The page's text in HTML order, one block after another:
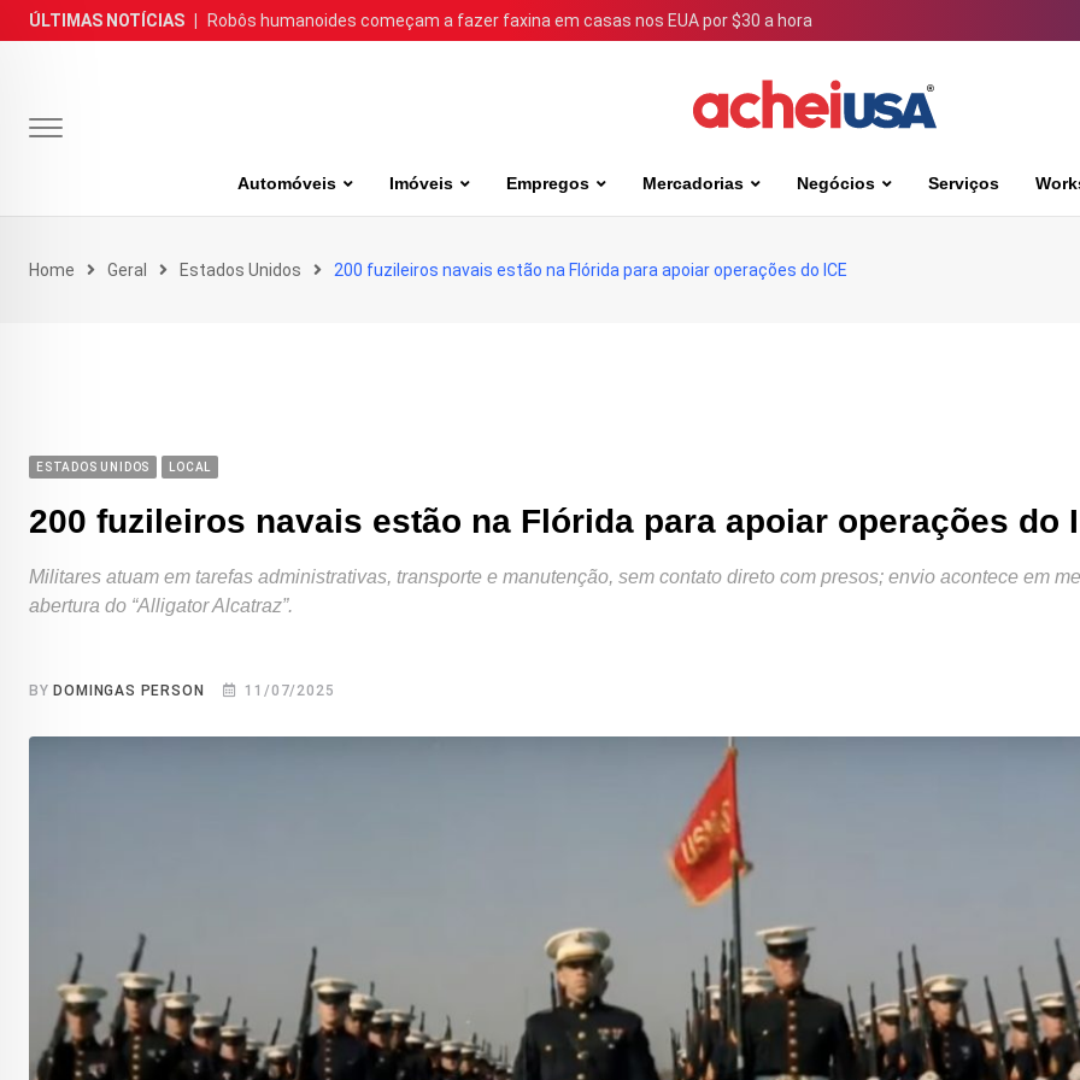
Skip
to
ÚLTIMAS NOTÍCIAS Robôs humanoides começam a fazer faxina em casas nos EUA por $30 a hora
Automóveis Imóveis Empregos Mercadorias Negócios Serviços
Home Geral Estados Unidos 200 fuzileiros navais estão na Flórida para apoiar operações do ICE
ESTADOS UNIDOS LOCAL
200 fuzileiros navais estão na Flórida para apoiar operações do
Militares atuam em tarefas administrativas, transporte e manutenção, sem contato direto com presos; envio acontece em
abertura do “Alligator Alcatraz”.
BY DOMINGAS PERSON 11/07/2025